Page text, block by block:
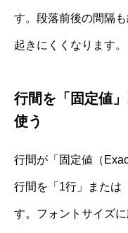
す。段落前後の間隔
起きにくくなります。
行間を「固定値
使う
行間が「固定値（
行間を「1行」または
す。フォントサイズ